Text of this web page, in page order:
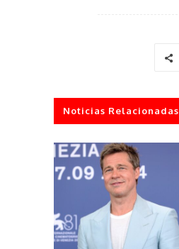
Noticias Relacionadas